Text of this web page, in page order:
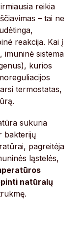
reikia
– tai ne
reakcija. Kai į
imuninė sistema
kurios
termostatas,
sukuria
bakterijų
pagreitėja
ląstelės,
natūralų